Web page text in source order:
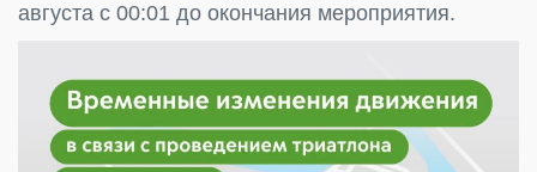
августа с 00:01 до окончания мероприятия.